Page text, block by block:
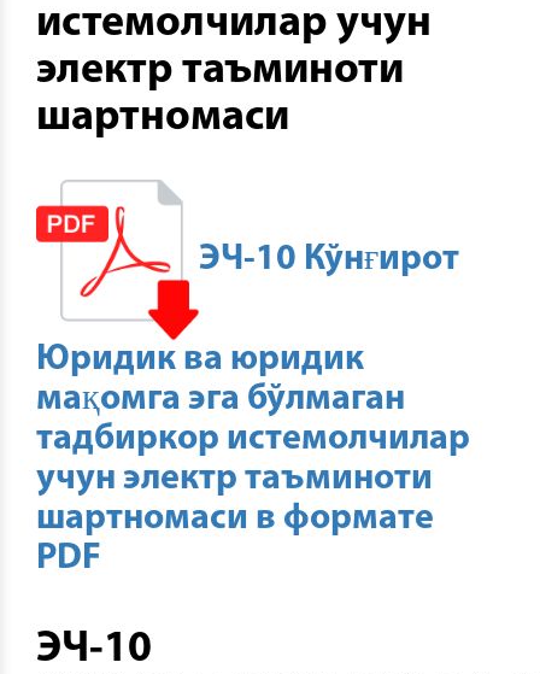
истемолчилар учун
электр таъминоти
шартномаси
ЭЧ-10 Кўнғирот
Юридик ва юридик
мақомга эга бўлмаган
тадбиркор истемолчилар
учун электр таъминоти
шартномаси в формате
PDF
ЭЧ-10